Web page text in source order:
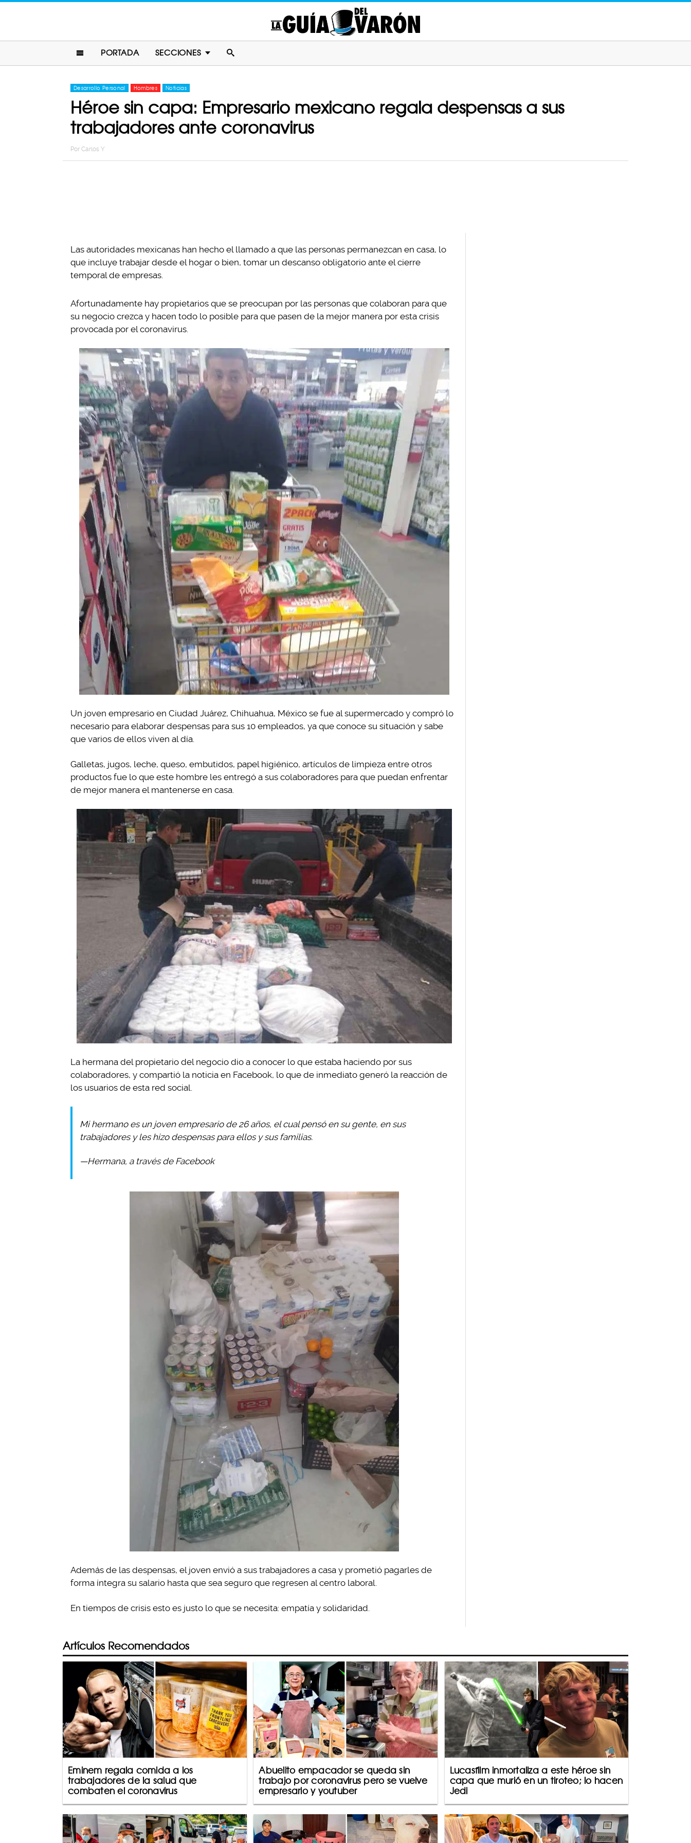
PORTADA SECCIONES
Desarrollo Personal Hombres Noticias
Héroe sin capa: Empresario mexicano regala despensas a sus
trabajadores ante coronavirus
Por Carlos Y
Las autoridades mexicanas han hecho el llamado a que las personas permanezcan en casa, lo
que incluye trabajar desde el hogar o bien, tomar un descanso obligatorio ante el cierre
temporal de empresas.
Afortunadamente hay propietarios que se preocupan por las personas que colaboran para que
su negocio crezca y hacen todo lo posible para que pasen de la mejor manera por esta crisis
provocada por el coronavirus.
Un joven empresario en Ciudad Juárez, Chihuahua, México se fue al supermercado y compró lo
necesario para elaborar despensas para sus 10 empleados, ya que conoce su situación y sabe
que varios de ellos viven al día.
Galletas, jugos, leche, queso, embutidos, papel higiénico, artículos de limpieza entre otros
productos fue lo que este hombre les entregó a sus colaboradores para que puedan enfrentar
de mejor manera el mantenerse en casa.
La hermana del propietario del negocio dio a conocer lo que estaba haciendo por sus
colaboradores, y compartió la noticia en Facebook, lo que de inmediato generó la reacción de
los usuarios de esta red social.
Mi hermano es un joven empresario de 26 años, el cual pensó en su gente, en sus
trabajadores y les hizo despensas para ellos y sus familias.
—Hermana, a través de Facebook
Además de las despensas, el joven envió a sus trabajadores a casa y prometió pagarles de
forma íntegra su salario hasta que sea seguro que regresen al centro laboral.
En tiempos de crisis esto es justo lo que se necesita: empatía y solidaridad.
Artículos Recomendados
Eminem regala comida a los
trabajadores de la salud que
combaten el coronavirus
Abuelito empacador se queda sin
trabajo por coronavirus pero se vuelve
empresario y youtuber
Lucasfilm inmortaliza a este héroe sin
capa que murió en un tiroteo; lo hacen
Jedi